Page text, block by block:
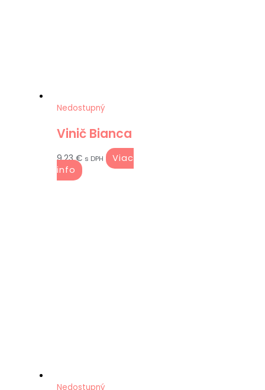
Nedostupný
Vinič Bianca
9.23€ s DPH
Viac
info
Nedostupný